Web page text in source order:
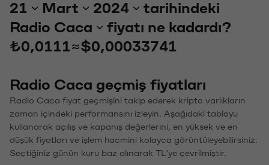
21 Mart 2024
tarihindeki
Radio Caca
fiyatı ne kadardı?
₺0,0111≈$0,00033741
Radio Caca geçmiş fiyatları
Radio Caca fiyat geçmişini takip ederek kripto varlıkların
zaman içindeki performansını izleyin. Aşağıdaki tabloyu
kullanarak açılış ve kapanış değerlerini, en yüksek ve en
düşük fiyatları ve işlem hacmini kolayca görüntüleyebilirsiniz.
Seçtiğiniz günün kuru baz alınarak TL'ye çevrilmiştir.